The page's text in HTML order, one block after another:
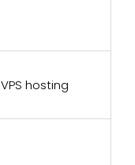
VPS hosting